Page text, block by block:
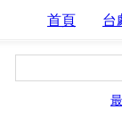
首頁 台